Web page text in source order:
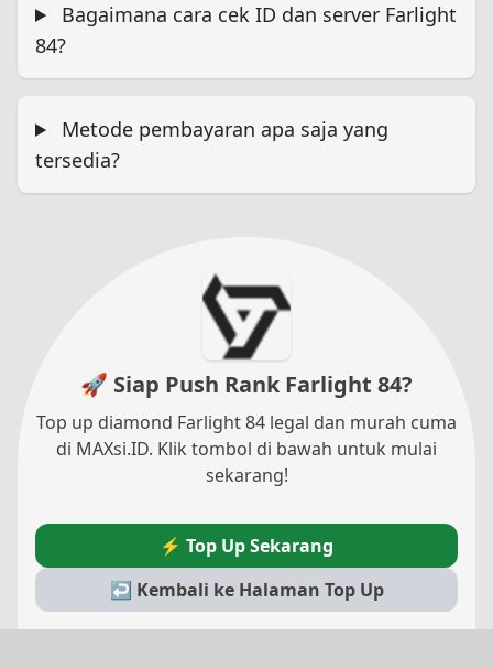
Bagaimana cara cek ID dan server Farlight
84?
Metode pembayaran apa saja yang
tersedia?
🚀 Siap Push Rank Farlight 84?
Top up diamond Farlight 84 legal dan murah cuma
di MAXsi.ID. Klik tombol di bawah untuk mulai
sekarang!
⚡ Top Up Sekarang
↩ Kembali ke Halaman Top Up